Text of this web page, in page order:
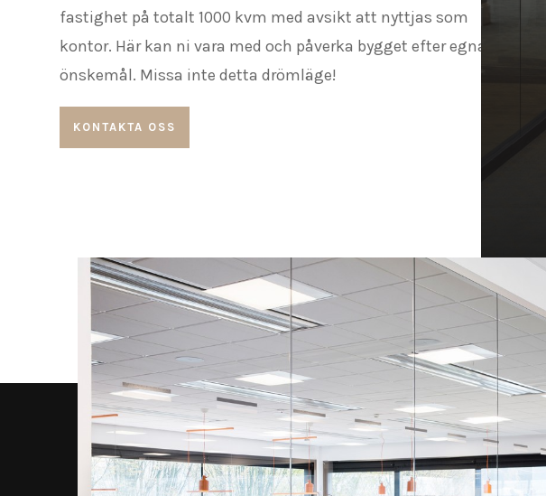
fastighet på totalt 1000 kvm med avsikt att nyttjas som
kontor. Här kan ni vara med och påverka bygget efter egna
önskemål. Missa inte detta drömläge!
KONTAKTA OSS